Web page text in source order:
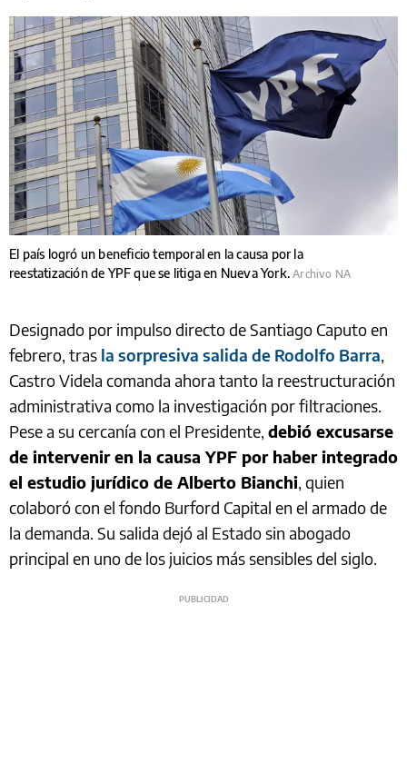
El país logró un beneficio temporal en la causa por la
reestatización de YPF que se litiga en Nueva York.Archivo NA
Designado por impulso directo de Santiago Caputo en
febrero, tras la sorpresiva salida de Rodolfo Barra,
Castro Videla comanda ahora tanto la reestructuración
administrativa como la investigación por filtraciones.
Pese a su cercanía con el Presidente, debió excusarse
de intervenir en la causa YPF por haber integrado
el estudio jurídico de Alberto Bianchi, quien
colaboró con el fondo Burford Capital en el armado de
la demanda. Su salida dejó al Estado sin abogado
principal en uno de los juicios más sensibles del siglo.